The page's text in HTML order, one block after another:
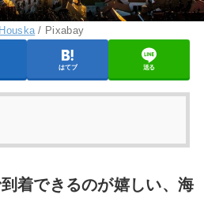
/ Pixabay
はてブ 送る
着できるのが嬉しい、海